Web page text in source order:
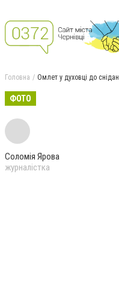
Головна Омлет у духовці до
ФОТО
Соломія Ярова
журналістка